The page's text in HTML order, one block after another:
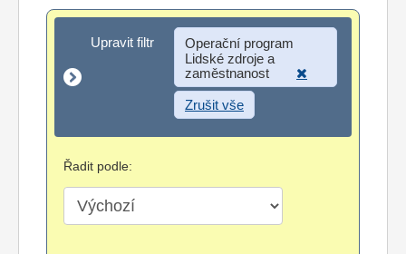
Upravit filtr
Upravit filtr
Operační program
Lidské zdroje a
zaměstnanost
Zrušit vše
Řadit podle: